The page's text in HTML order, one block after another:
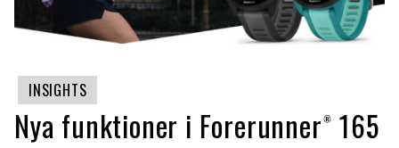
INSIGHTS
Nya funktioner i Forerunner® 165